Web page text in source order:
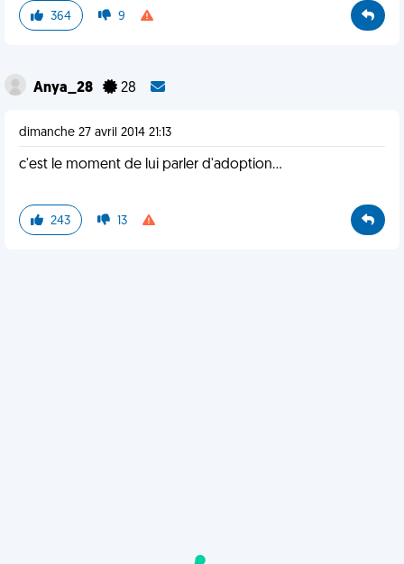
364 9
Anya_28 28
dimanche 27 avril 2014 21:13
c'est le moment de lui parler d'adoption...
243 13